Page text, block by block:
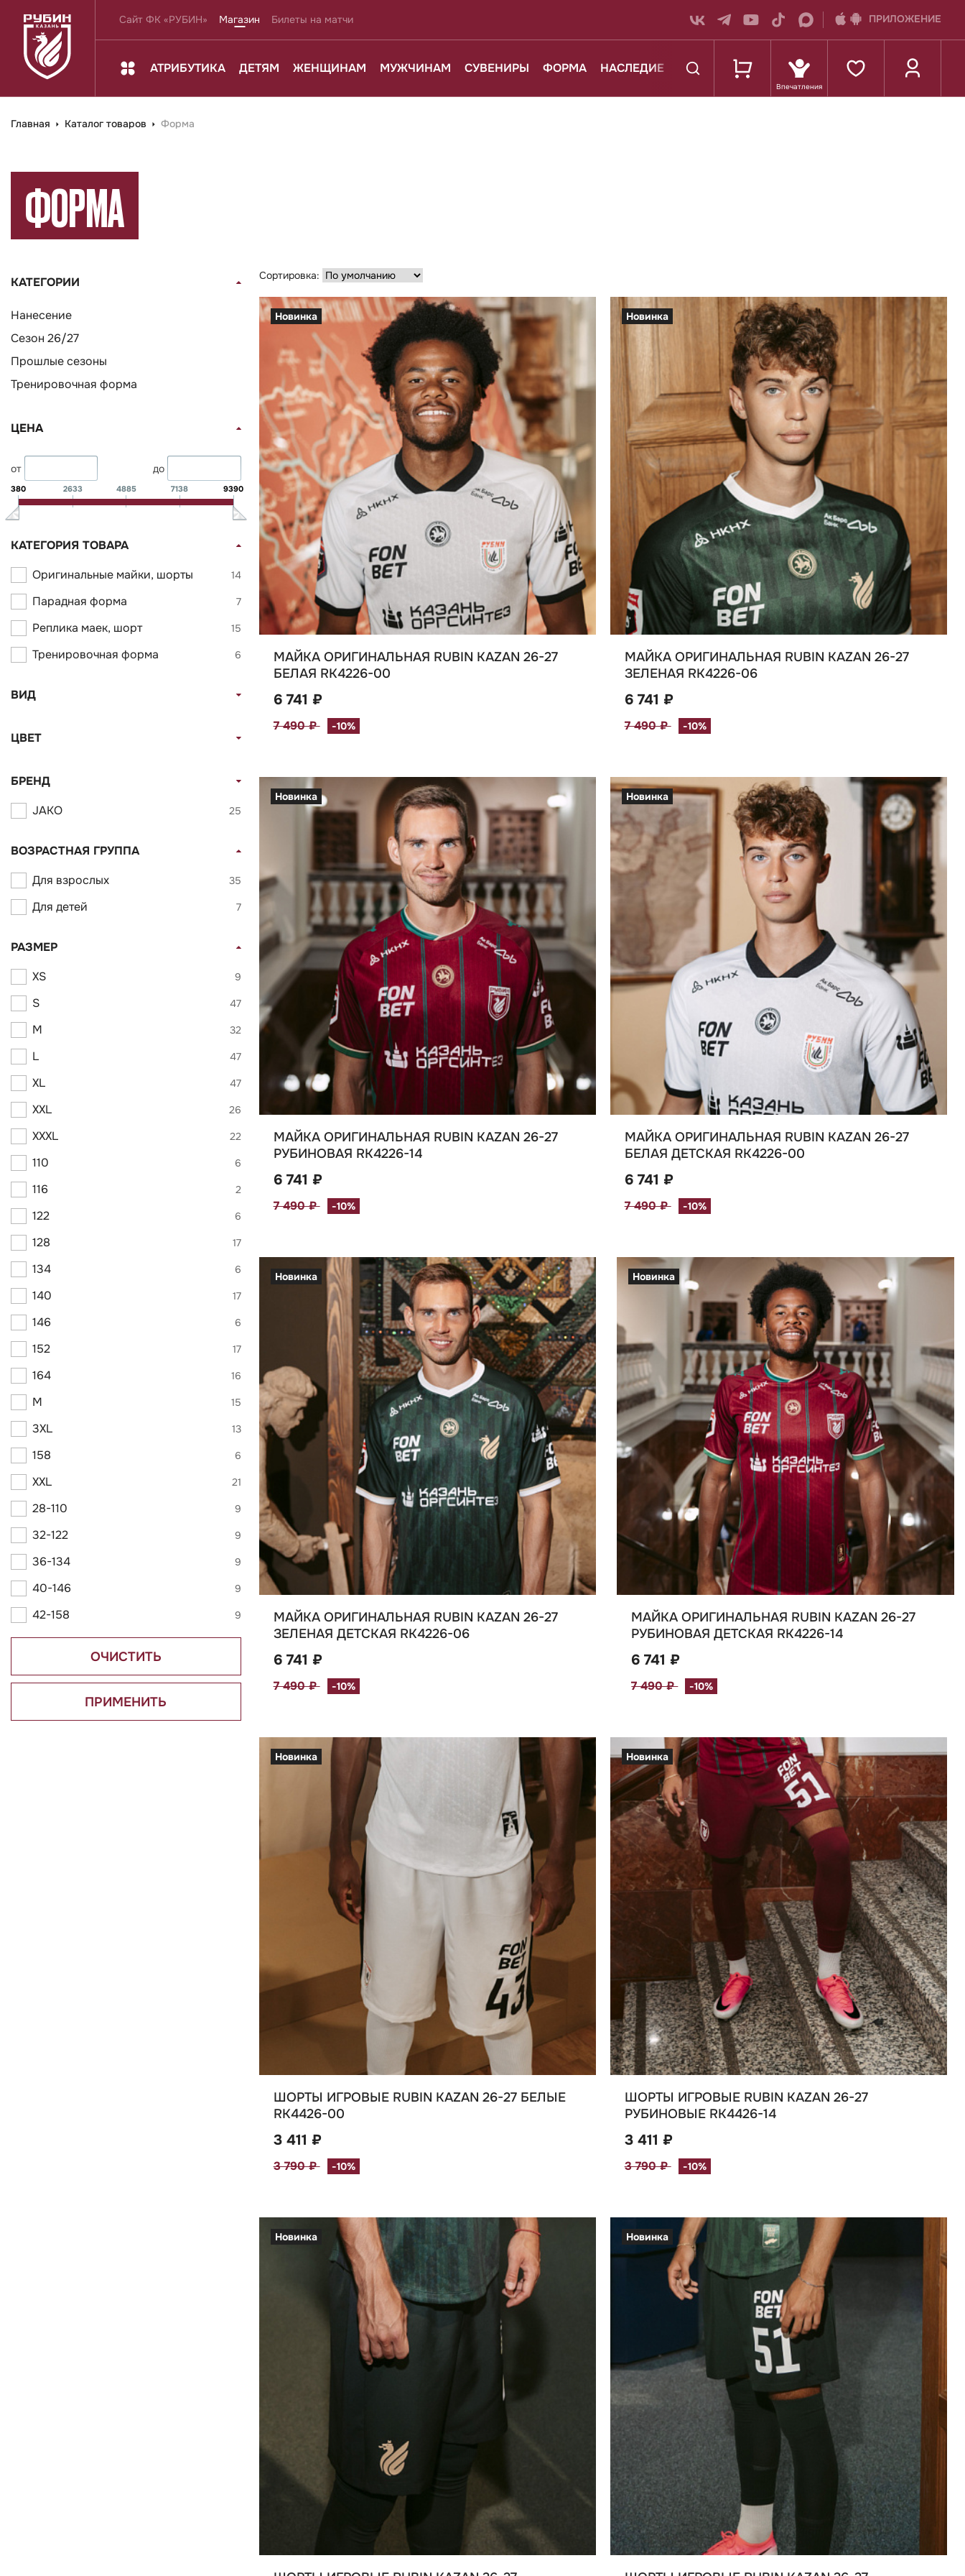
Сайт ФК «РУБИН» Магазин Билеты на матчи ПРИЛОЖЕНИЕ
АТРИБУТИКА ДЕТЯМ ЖЕНЩИНАМ МУЖЧИНАМ СУВЕНИРЫ ФОРМА НАСЛЕДИЕ К ШКОЛЕ
Главная Каталог товаров Форма
ФОРМА
КАТЕГОРИИ
Нанесение
Сезон 26/27
Прошлые сезоны
Тренировочная форма
ЦЕНА
от до
380 2633 4885 7138 9390
КАТЕГОРИЯ ТОВАРА
Оригинальные майки, шорты
14
Парадная форма 7
Реплика маек, шорт 15
Тренировочная форма 6
ВИД
ЦВЕТ
БРЕНД
JAKO
25
ВОЗРАСТНАЯ ГРУППА
Для взрослых
35
Для детей 7
РАЗМЕР
XS
9
S 47
M 32
L 47
XL 47
XXL 26
XXXL 22
110 6
116 2
122 6
128 17
134 6
140 17
146 6
152 17
164 16
M 15
3XL 13
158 6
XXL 21
28-110 9
32-122 9
36-134 9
40-146 9
42-158 9
ОЧИСТИТЬ
ПРИМЕНИТЬ
Сортировка:
Новинка
МАЙКА ОРИГИНАЛЬНАЯ RUBIN KAZAN 26-27
БЕЛАЯ RK4226-00
6 741 ₽
7 490 ₽ -10%
Новинка
МАЙКА ОРИГИНАЛЬНАЯ RUBIN KAZAN 26-27
ЗЕЛЕНАЯ RK4226-06
6 741 ₽
7 490 ₽ -10%
Новинка
МАЙКА ОРИГИНАЛЬНАЯ RUBIN KAZAN 26-27
РУБИНОВАЯ RK4226-14
6 741 ₽
7 490 ₽ -10%
Новинка
МАЙКА ОРИГИНАЛЬНАЯ RUBIN KAZAN 26-27
БЕЛАЯ ДЕТСКАЯ RK4226-00
6 741 ₽
7 490 ₽ -10%
Новинка
МАЙКА ОРИГИНАЛЬНАЯ RUBIN KAZAN 26-27
ЗЕЛЕНАЯ ДЕТСКАЯ RK4226-06
6 741 ₽
7 490 ₽ -10%
Новинка
МАЙКА ОРИГИНАЛЬНАЯ RUBIN KAZAN 26-27
РУБИНОВАЯ ДЕТСКАЯ RK4226-14
6 741 ₽
7 490 ₽ -10%
Новинка
ШОРТЫ ИГРОВЫЕ RUBIN KAZAN 26-27 БЕЛЫЕ
RK4426-00
3 411 ₽
3 790 ₽ -10%
Новинка
ШОРТЫ ИГРОВЫЕ RUBIN KAZAN 26-27
РУБИНОВЫЕ RK4426-14
3 411 ₽
3 790 ₽ -10%
Новинка Новинка